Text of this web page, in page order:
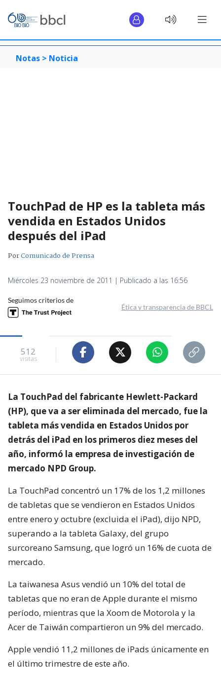
Notas > Noticia
TouchPad de HP es la tableta más
vendida en Estados Unidos
después del iPad
PorComunicado de Prensa
Miércoles 23 noviembre de 2011 | Publicado a las 16:56
Seguimos criterios de
Ética y transparencia de BBCL
512
visitas
La TouchPad del fabricante Hewlett-Packard
(HP), que va a ser eliminada del mercado, fue la
tableta más vendida en Estados Unidos por
detrás del iPad en los primeros diez meses del
año, informó la empresa de investigación de
mercado NPD Group.
La TouchPad concentró un 17% de los 1,2 millones
de tabletas que se vendieron en Estados Unidos
entre enero y octubre (excluida el iPad), dijo NPD,
superando a la tableta Galaxy, del grupo
surcoreano Samsung, que logró un 16% de cuota de
mercado.
La taiwanesa Asus vendió un 10% del total de
tabletas que no eran de Apple durante el mismo
período, mientras que la Xoom de Motorola y la
Acer de Taiwán compartieron un 9% del mercado.
Apple vendió 11,2 millones de iPads únicamente en
el último trimestre de este año.